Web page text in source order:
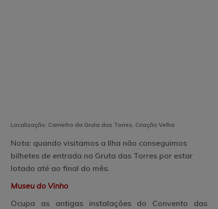
Localização: Caminho da Gruta das Torres, Criação Velha
Nota: quando visitamos a Ilha não conseguimos
bilhetes de entrada na Gruta das Torres por estar
lotado até ao final do mês.
Museu do Vinho
Ocupa as antigas instalações do Convento das